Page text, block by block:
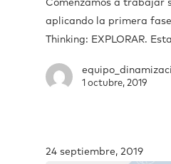
Comenzamos a trabajar
aplicando la primera
Thinking: EXPLORAR.
1 octubre, 2019
24 septiembre, 2019